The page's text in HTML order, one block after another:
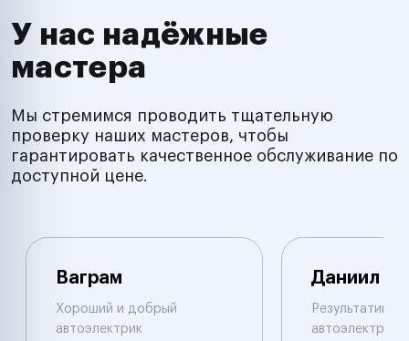
У нас надёжные
мастера
Мы стремимся проводить тщательную
проверку наших мастеров, чтобы
гарантировать качественное обслуживание по
доступной цене.
Ваграм
Хороший и добрый
автоэлектрик
Даниил
автоэлектрик и